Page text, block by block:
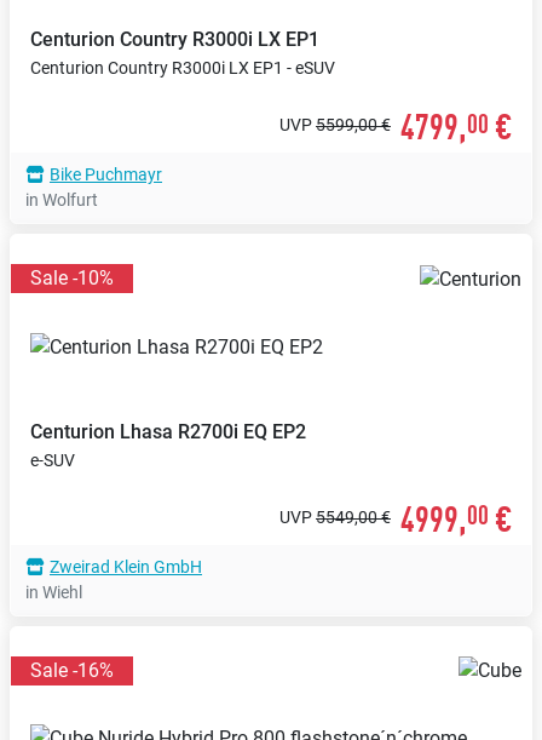
Centurion Country R3000i LX EP1
Centurion Country R3000i LX EP1 - eSUV
UVP5599,00 € 4799,00 €
Bike Puchmayr
in Wolfurt
Sale -10%
Centurion Lhasa R2700i EQ EP2
e-SUV
UVP5549,00 € 4999,00 €
Zweirad Klein GmbH
in Wiehl
Sale -16%